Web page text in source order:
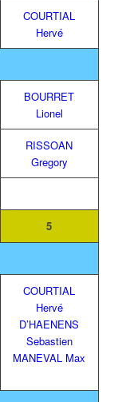
COURTIAL
Hervé
BOURRET
Lionel
RISSOAN
Gregory
5
COURTIAL
Hervé
D’HAENENS
Sebastien
MANEVAL Max